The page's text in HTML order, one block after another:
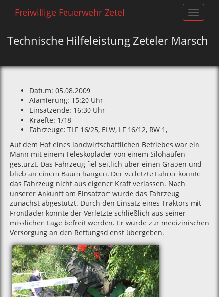
Toggle
Freiwillige Feuerwehr Zetel
Technische Hilfeleistung Zeteler Marsch
Datum: 05.08.2009
Alamierung: 15:20 Uhr
Einsatzende: 16:30 Uhr
Kraefte: 1/18
Fahrzeuge: TLF 16/25‚ ELW‚ LF 16/12‚ RW 1‚
Auf dem Hof eines landwirtschaftlichen Betriebes war ein
Mann mit einem Teleskoplader von einem Silohaufen
gestürzt. Das Fahrzeug fiel seitlich über einen Graben und
blieb an einem Baum hängen. Der verletzte Fahrer konnte
das Fahrzeug nicht aus eigener Kraft verlassen. Nach
unserer Ankunft am Einsatzort wurde das Fahrzeug
zunächst abgestützt. Durch den Einsatz eines Traktors mit
Frontlader konnte der Verletzte schließlich aus seiner
misslichen Lage befreit werden. Er wurde zur medizinischen
Versorgung an den Rettungsdienst übergeben.